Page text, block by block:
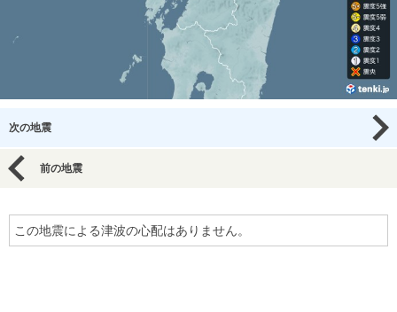
次の地震
前の地震
この地震による津波の心配はありません。